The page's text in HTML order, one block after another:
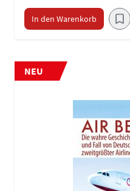
In den Warenkorb
NEU